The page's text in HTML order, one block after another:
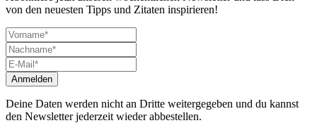
von den neuesten Tipps und Zitaten inspirieren!
Deine Daten werden nicht an Dritte weitergegeben und du kannst
den Newsletter jederzeit wieder abbestellen.